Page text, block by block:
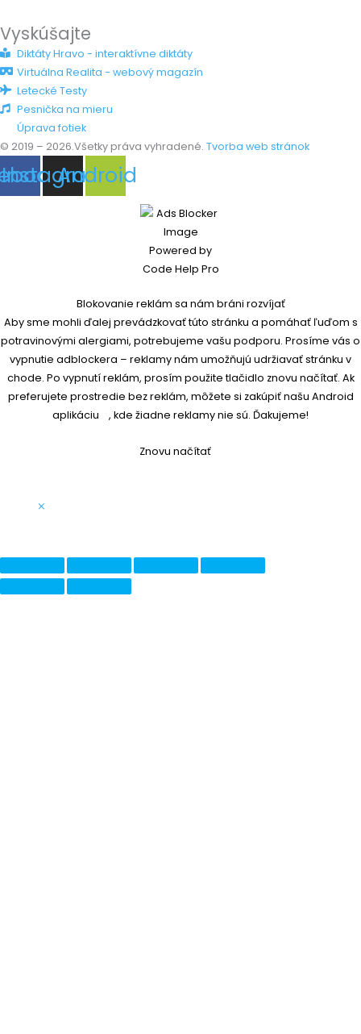
Vyskúšajte
Diktáty Hravo - interaktívne diktáty
Virtuálna Realita - webový magazín
Letecké Testy
Pesnička na mieru
Úprava fotiek
© 2019 – 2026.Všetky práva vyhradené. Tvorba web stránok
Instagram
Android
Blokovanie reklám sa nám bráni rozvíjať
Aby sme mohli ďalej prevádzkovať túto stránku a pomáhať ľuďom s
potravinovými alergiami, potrebujeme vašu podporu. Prosíme vás o
vypnutie adblockera – reklamy nám umožňujú udržiavať stránku v
chode. Po vypnutí reklám, prosím použite tlačidlo znovu načítať. Ak
preferujete prostredie bez reklám, môžete si zakúpiť našu Android
aplikáciu
, kde žiadne reklamy nie sú. Ďakujeme!
Znovu načítať